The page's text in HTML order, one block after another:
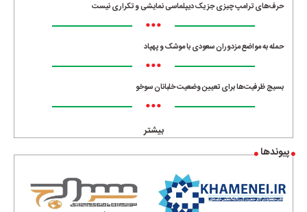
حرف‌های ترامپ چیزی جز یک دیپلماسی نمایشی و تکراری نیست
•••
حمله به مواضع مزدوران سعودی با موشک و پهپاد
•••
بسیج ظرفیت‌ها برای تعیین وضعیت خلبانان سوخو
•••
بیشتر
پیوندها